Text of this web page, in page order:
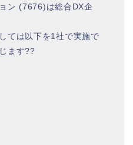
ン (7676)は総合DX企
ては以下を1社で実施で
ます??